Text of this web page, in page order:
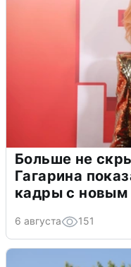
Больше не
Гагарина
кадры с новым
6 августа 151